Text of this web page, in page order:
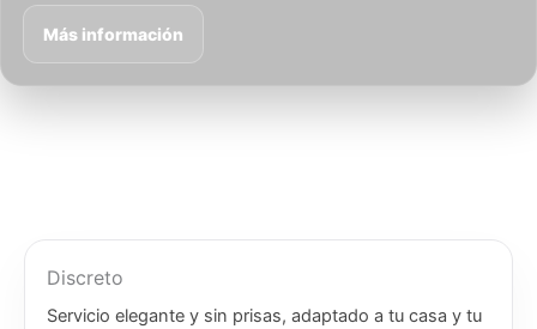
Más información
Discreto
Servicio elegante y sin prisas, adaptado a tu casa y tu